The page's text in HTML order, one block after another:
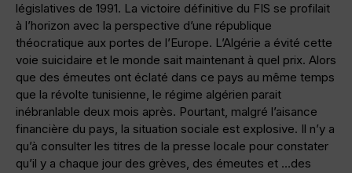
législatives de 1991. La victoire définitive du FIS se profilait
à l’horizon avec la perspective d’une république
théocratique aux portes de l’Europe. L’Algérie a évité cette
voie suicidaire et le monde sait maintenant à quel prix. Alors
que des émeutes ont éclaté dans ce pays au même temps
que la révolte tunisienne, le régime algérien parait
inébranlable deux mois après. Pourtant, malgré l’aisance
financière du pays, la situation sociale est explosive. Il n’y a
qu’à consulter les titres de la presse locale pour constater
qu’il y a chaque jour des grèves, des émeutes et …des